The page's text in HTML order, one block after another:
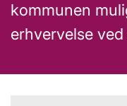
kommunen
erhvervelse